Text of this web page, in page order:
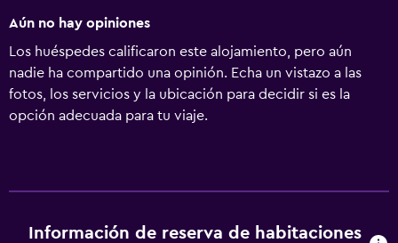
Aún no hay opiniones
Los huéspedes calificaron este alojamiento, pero aún
nadie ha compartido una opinión. Echa un vistazo a las
fotos, los servicios y la ubicación para decidir si es la
opción adecuada para tu viaje.
Información de reserva de habitaciones